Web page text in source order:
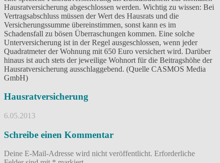
Hausratversicherung abgeschlossen werden. Wichtig zu wissen: Bei
Vertragsabschluss müssen der Wert des Hausrats und die
Versicherungssumme übereinstimmen, sonst kann es im
Schadensfall zu bösen Überraschungen kommen. Eine solche
Unterversicherung ist in der Regel ausgeschlossen, wenn jeder
Quadratmeter der Wohnung mit 650 Euro versichert wird. Darüber
hinaus ist auch stets der jeweilige Wohnort für die Beitragshöhe der
Hausratversicherung ausschlaggebend. (Quelle CASMOS Media
GmbH)
Hausratversicherung
6.05.2013
Schreibe einen Kommentar
Deine E-Mail-Adresse wird nicht veröffentlicht. Erforderliche